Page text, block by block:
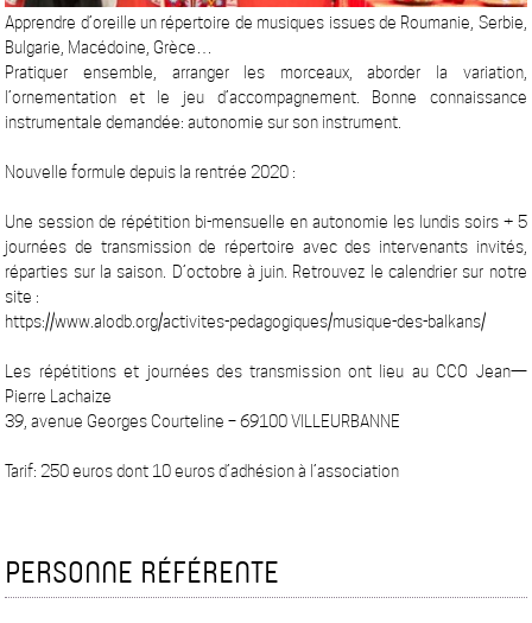
Apprendre d’oreille un répertoire de musiques issues de Roumanie, Serbie,
Bulgarie, Macédoine, Grèce…
Pratiquer ensemble, arranger les morceaux, aborder la variation,
l’ornementation et le jeu d’accompagnement. Bonne connaissance
instrumentale demandée: autonomie sur son instrument.
Nouvelle formule depuis la rentrée 2020 :
Une session de répétition bi-mensuelle en autonomie les lundis soirs + 5
journées de transmission de répertoire avec des intervenants invités,
réparties sur la saison. D’octobre à juin. Retrouvez le calendrier sur notre
site :
https://www.alodb.org/activites-pedagogiques/musique-des-balkans/
Les répétitions et journées des transmission ont lieu au CCO Jean—
Pierre Lachaize
39, avenue Georges Courteline – 69100 VILLEURBANNE
Tarif: 250 euros dont 10 euros d’adhésion à l’association
PERSONNE RÉFÉRENTE